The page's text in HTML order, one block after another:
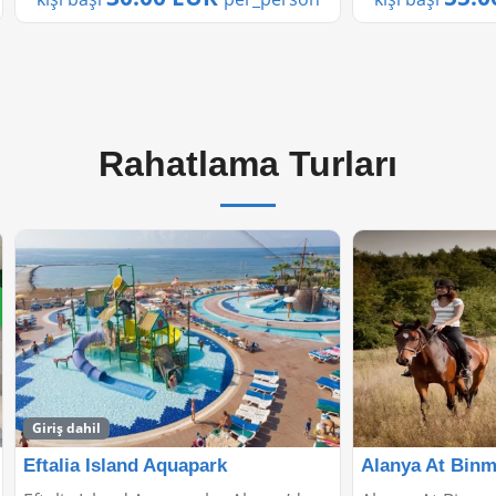
Akdeniz’...
Rahatlama Turları
Alanya At Binme Turu Alanya'da